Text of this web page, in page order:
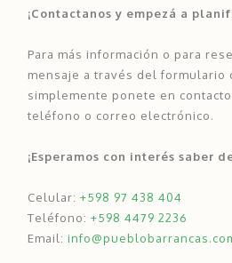
¡Contactanos y empezá a
Para más información o para
mensaje a través del formulario
simplemente ponete en
teléfono o correo electrónico.
¡Esperamos con interés saber
Celular: +598 97 438 404
Teléfono: +598 4479 2236
Email: